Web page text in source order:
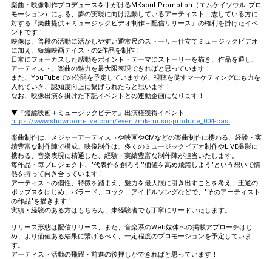
楽曲・映像制作プロデュースを手がけるMKsoul Promotion（エムケイソウル プロ
モーション）による、夢の実現に向け活動しているアーティスト、志している方に
対する『楽曲提供＋ミュージックビデオ制作＋配信リリース』の権利を掛けたイベ
ントです！
映像は、普段の活動に活かしやすい通常尺のストーリー仕立てミュージックビデオ
に加え、短編映画テイストの2作品を制作！
日常にフォーカスした感動をポイント・テーマにストーリーを描き、作品を通し、
アーティスト、楽曲の魅力を最大限表現できればと思っています！
また、YouTubeでの公開を予定していますが、視聴を促すマーケティングにも力を
入れていき、認知度向上に繋げられたらと思います！
なお、映像出演を掛けた下記イベントとの連動企画になります！
▼『短編映画＋ミュージックビデオ』出演権獲得イベント
https://www.showroom-live.com/event/mk-music-produce_004-cast
楽曲制作は、メジャーアーティストや映画やCMなどの楽曲制作に携わる、経験・実
績豊富な制作陣で構成、映像制作は、多くのミュージックビデオ制作やLIVE撮影に
携わる、音楽表現に精通した、経験・実績豊富な制作陣が担当いたします。
毎作品・毎プロジェクト、"代表作を創ろう""価値を高め飛躍しよう"という想いで情
熱を持って向き合っています！
アーティストの個性、特徴を踏まえ、魅力を最大限に引き出すことを考え、王道の
ポップスをはじめ、バラード、ロック、アイドルソングなどで、"そのアーティスト
の作品"を描きます！
実績・経験のある方はもちろん、未経験者でも丁寧にリードいたします。
リリース形態は配信リリース、また、音楽系のWeb媒体への掲載アプローチはじ
め、より価値ある結果に繋げるべく、一定程度のプロモーションを予定していま
す。
アーティスト活動の飛躍・前進の後押しができればと思っています！